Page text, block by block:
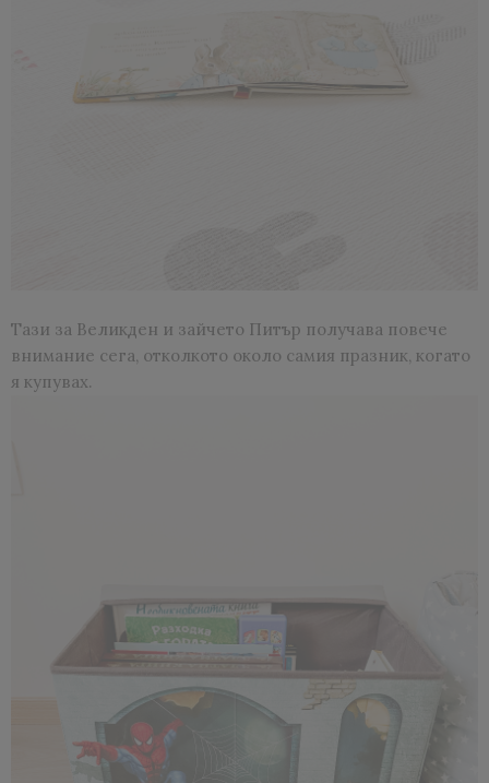
Тази за Великден и зайчето Питър получава повече
внимание сега, отколкото около самия празник, когато
я купувах.